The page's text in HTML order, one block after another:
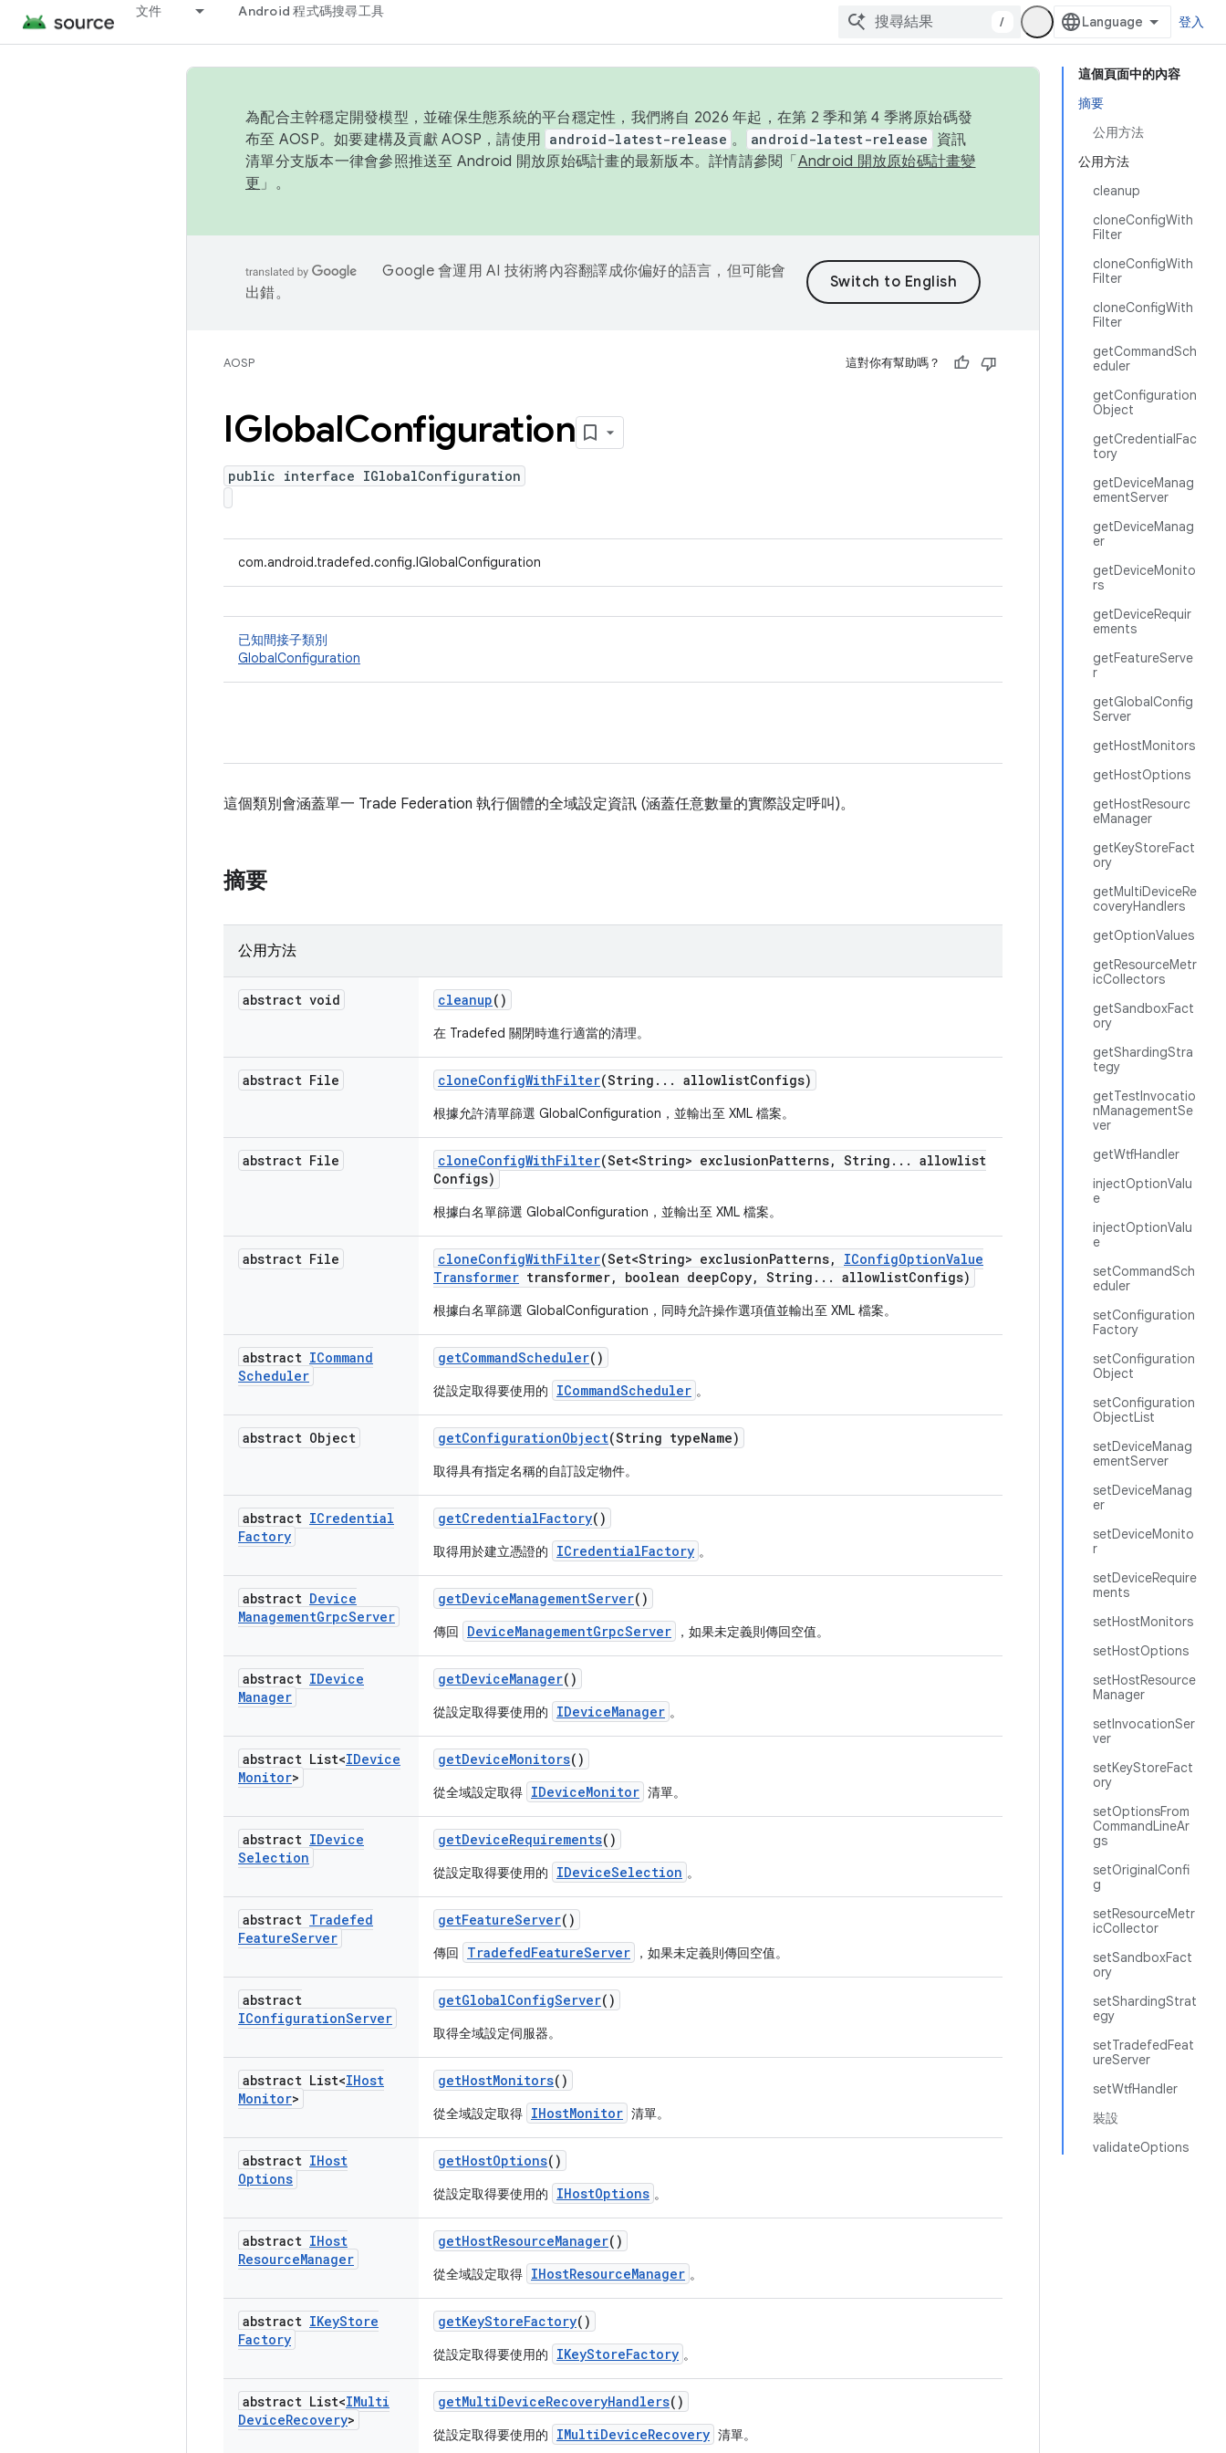
文件 Android 程式碼搜尋工具
/ 登入
這個頁面中的內容
摘要
公用方法
公用方法
cleanup
cloneConfigWith
Filter
cloneConfigWith
Filter
cloneConfigWith
Filter
getCommandSch
eduler
getConfiguration
Object
getCredentialFac
tory
getDeviceManag
ementServer
getDeviceManag
er
getDeviceMonito
rs
getDeviceRequir
ements
getFeatureServe
r
getGlobalConfig
Server
getHostMonitors
getHostOptions
getHostResourc
eManager
getKeyStoreFact
ory
getMultiDeviceRe
coveryHandlers
getOptionValues
getResourceMetr
icCollectors
getSandboxFact
ory
getShardingStra
tegy
getTestInvocatio
nManagementSe
ver
getWtfHandler
injectOptionValu
e
injectOptionValu
e
setCommandSch
eduler
setConfiguration
Factory
setConfiguration
Object
setConfiguration
ObjectList
setDeviceManag
ementServer
setDeviceManag
er
setDeviceMonito
r
setDeviceRequire
ments
setHostMonitors
setHostOptions
setHostResource
Manager
setInvocationSer
ver
setKeyStoreFact
ory
setOptionsFrom
CommandLineAr
gs
setOriginalConfi
g
setResourceMetr
icCollector
setSandboxFact
ory
setShardingStrat
egy
setTradefedFeat
ureServer
setWtfHandler
裝設
validateOptions
為配合主幹穩定開發模型，並確保生態系統的平台穩定性，我們將自 2026 年起，在第 2 季和第 4 季將原始碼發
布至 AOSP。如要建構及貢獻 AOSP，請使用 android-latest-release 。 android-latest-release
資訊
清單分支版本一律會參照推送至 Android 開放原始碼計畫的最新版本。詳情請參閱「 Android 開放原始碼計畫變
更 」。
Google 會運用 AI 技術將內容翻譯成你偏好的語言，但可能會
出錯。
AOSP 這對你有幫助嗎？
IGlobalConfiguration
public interface IGlobalConfiguration
com.android.tradefed.config.IGlobalConfiguration
已知間接子類別
GlobalConfiguration
這個類別會涵蓋單一 Trade Federation 執行個體的全域設定資訊 (涵蓋任意數量的實際設定呼叫)。
摘要
公用方法
abstract void cleanup()
在 Tradefed 關閉時進行適當的清理。
abstract File cloneConfigWithFilter(String . . . allowlistConfigs)
根據允許清單篩選 GlobalConfiguration，並輸出至 XML 檔案。
abstract File cloneConfigWithFilter(Set<String> exclusionPatterns, String . . . allowlist
Configs)
根據白名單篩選 GlobalConfiguration，並輸出至 XML 檔案。
abstract File cloneConfigWithFilter(Set<String> exclusionPatterns, IConfigOptionValue
Transformer transformer, boolean deepCopy, String . . . allowlistConfigs)
根據白名單篩選 GlobalConfiguration，同時允許操作選項值並輸出至 XML 檔案。
abstract ICommand
Scheduler
getCommandScheduler()
從設定取得要使用的 ICommandScheduler 。
abstract Object getConfigurationObject(String typeName)
取得具有指定名稱的自訂設定物件。
abstract ICredential
Factory
getCredentialFactory()
取得用於建立憑證的 ICredentialFactory 。
abstract Device
ManagementGrpcServer
getDeviceManagementServer()
傳回 DeviceManagementGrpcServer ，如果未定義則傳回空值。
abstract IDevice
Manager
getDeviceManager()
從設定取得要使用的 IDeviceManager 。
abstract List<IDevice
Monitor>
getDeviceMonitors()
從全域設定取得 IDeviceMonitor 清單。
abstract IDevice
Selection
getDeviceRequirements()
從設定取得要使用的 IDeviceSelection 。
abstract Tradefed
FeatureServer
getFeatureServer()
傳回 TradefedFeatureServer ，如果未定義則傳回空值。
abstract
IConfigurationServer
getGlobalConfigServer()
取得全域設定伺服器。
abstract List<IHost
Monitor>
getHostMonitors()
從全域設定取得 IHostMonitor 清單。
abstract IHost
Options
getHostOptions()
從設定取得要使用的 IHostOptions 。
abstract IHost
ResourceManager
getHostResourceManager()
從全域設定取得 IHostResourceManager 。
abstract IKeyStore
Factory
getKeyStoreFactory()
從設定取得要使用的 IKeyStoreFactory 。
abstract List<IMulti
DeviceRecovery>
getMultiDeviceRecoveryHandlers()
從設定取得要使用的 IMultiDeviceRecovery 清單。